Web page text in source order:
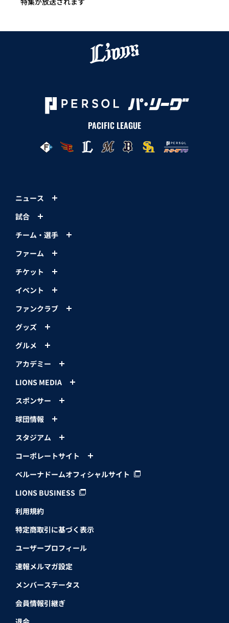
PACIFIC LEAGUE
ニュース
試合
チーム・選手
ファーム
チケット
イベント
ファンクラブ
グッズ
グルメ
アカデミー
LIONS MEDIA
スポンサー
球団情報
スタジアム
コーポレートサイト
ベルーナドームオフィシャルサイト
LIONS BUSINESS
利用規約
特定商取引に基づく表示
ユーザープロフィール
速報メルマガ設定
メンバーステータス
会員情報引継ぎ